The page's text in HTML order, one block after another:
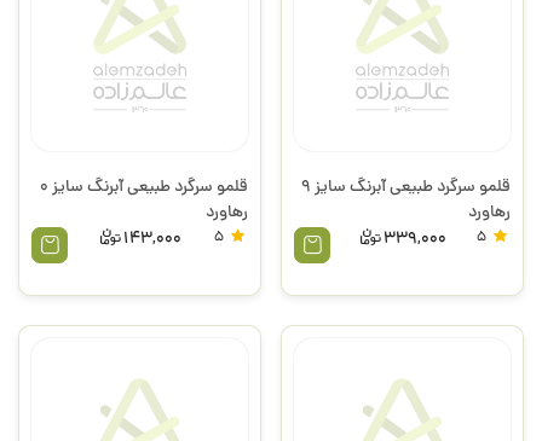
قلمو سرگرد طبیعی آبرنگ سایز 9
رهاورد
339,000
قلمو سرگرد طبیعی آبرنگ سایز 0
رهاورد
143,000